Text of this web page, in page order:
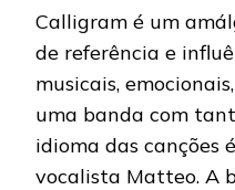
Calligram é um
de referência e
musicais,
uma banda com
idioma das canções
vocalista Matteo. A